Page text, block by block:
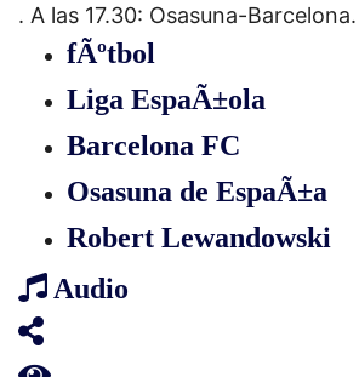
. A las 17.30: Osasuna-Barcelona.
fÃºtbol
Liga EspaÃ±ola
Barcelona FC
Osasuna de EspaÃ±a
Robert Lewandowski
Audio